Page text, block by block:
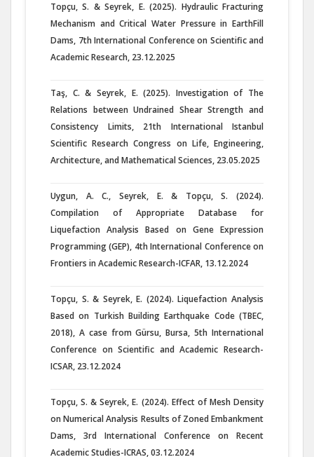
Topçu, S. & Seyrek, E. (2025). Hydraulic Fracturing
Mechanism and Critical Water Pressure in EarthFill
Dams, 7th International Conference on Scientific and
Academic Research, 23.12.2025
Taş, C. & Seyrek, E. (2025). Investigation of The
Relations between Undrained Shear Strength and
Consistency Limits, 21th International Istanbul
Scientific Research Congress on Life, Engineering,
Architecture, and Mathematical Sciences, 23.05.2025
Uygun, A. C., Seyrek, E. & Topçu, S. (2024).
Compilation of Appropriate Database for
Liquefaction Analysis Based on Gene Expression
Programming (GEP), 4th International Conference on
Frontiers in Academic Research-ICFAR, 13.12.2024
Topçu, S. & Seyrek, E. (2024). Liquefaction Analysis
Based on Turkish Building Earthquake Code (TBEC,
2018), A case from Gürsu, Bursa, 5th International
Conference on Scientific and Academic Research-
ICSAR, 23.12.2024
Topçu, S. & Seyrek, E. (2024). Effect of Mesh Density
on Numerical Analysis Results of Zoned Embankment
Dams, 3rd International Conference on Recent
Academic Studies-ICRAS, 03.12.2024